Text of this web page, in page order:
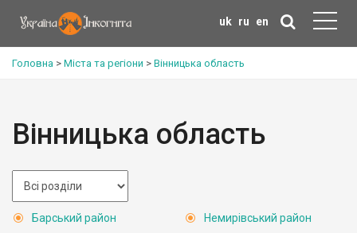
uk ru en
Головна > Міста та регіони > Вінницька область
Вінницька область
Барський район
Немирівський район